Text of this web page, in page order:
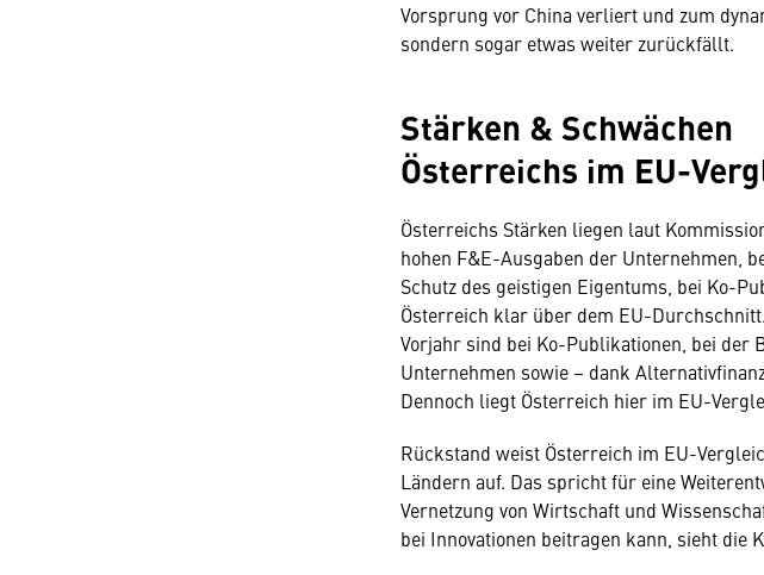
Vorsprung vor China verliert und zum
sondern sogar etwas weiter zurückfällt.
Stärken & Schwächen
Österreichs im EU-
Österreichs Stärken liegen laut
hohen F&E-Ausgaben der Unternehmen,
Schutz des geistigen Eigentums, bei Ko-
Österreich klar über dem EU-
Vorjahr sind bei Ko-Publikationen, bei der
Unternehmen sowie – dank
Dennoch liegt Österreich hier im EU-
Rückstand weist Österreich im EU-
Ländern auf. Das spricht für eine
Vernetzung von Wirtschaft und
bei Innovationen beitragen kann, sieht die